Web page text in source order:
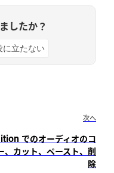
したか？
に立たない
次へ
でのオーディオのコ
、カット、ペースト、削
除